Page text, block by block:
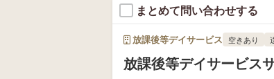
まとめて問い合わせする
放課後等デイサービス 空きあり
放課後等デイサービス